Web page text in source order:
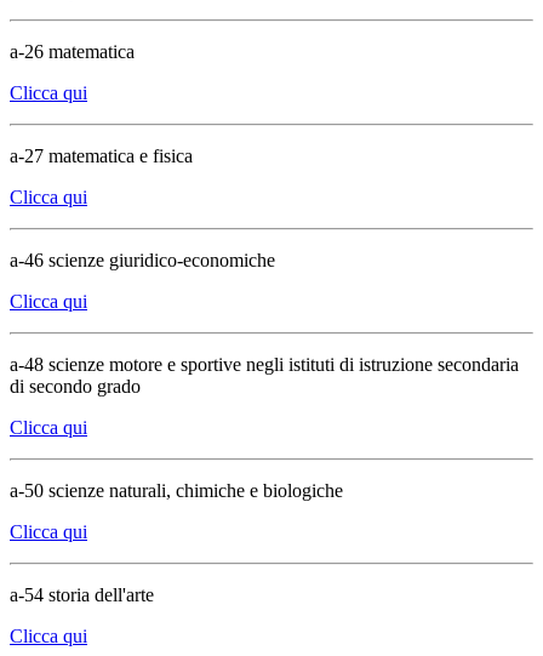
a-26 matematica
Clicca qui
a-27 matematica e fisica
Clicca qui
a-46 scienze giuridico-economiche
Clicca qui
a-48 scienze motore e sportive negli istituti di istruzione secondaria
di secondo grado
Clicca qui
a-50 scienze naturali, chimiche e biologiche
Clicca qui
a-54 storia dell'arte
Clicca qui